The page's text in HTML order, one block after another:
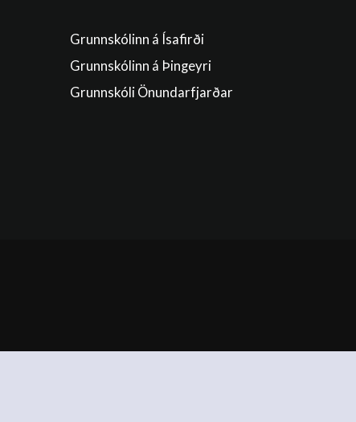
Grunnskólinn á Ísafirði
Grunnskólinn á Þingeyri
Grunnskóli Önundarfjarðar